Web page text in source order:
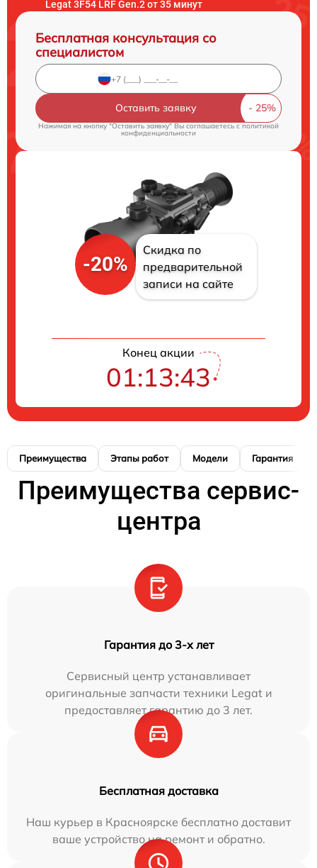
Legat 3F54 LRF Gen.2 от 35 минут
Бесплатная консультация со
специалистом
Оставить заявку
Нажимая на кнопку "Оставить заявку" Вы соглашаетесь c политикой
конфиденциальности
-20%
Скидка по
предварительной
записи на сайте
Конец акции
01:13:42
Преимущества Этапы работ Модели Гарантия
Преимущества сервис-
центра
Гарантия до 3-х лет
Сервисный центр устанавливает
оригинальные запчасти техники Legat и
предоставляет гарантию до 3 лет.
Бесплатная доставка
Наш курьер в Красноярске бесплатно доставит
ваше устройство на ремонт и обратно.